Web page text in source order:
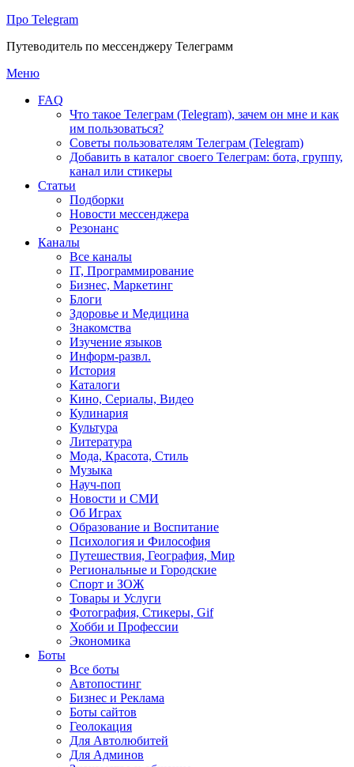
Про Telegram
Путеводитель по мессенджеру Телеграмм
Перейти
содержимому
Меню
FAQ
Что такое Телеграм (Telegram), зачем он мне и как
им пользоваться?
Советы пользователям Телеграм (Telegram)
Добавить в каталог своего Телеграм: бота, группу,
канал или стикеры
Статьи
Подборки
Новости мессенджера
Резонанс
Каналы
Все каналы
IT, Программирование
Бизнес, Маркетинг
Блоги
Здоровье и Медицина
Знакомства
Изучение языков
Информ-развл.
История
Каталоги
Кино, Сериалы, Видео
Кулинария
Культура
Литература
Мода, Красота, Стиль
Музыка
Науч-поп
Новости и СМИ
Об Играх
Образование и Воспитание
Психология и Философия
Путешествия, География, Мир
Региональные и Городские
Спорт и ЗОЖ
Товары и Услуги
Фотография, Стикеры, Gif
Хобби и Профессии
Экономика
Боты
Все боты
Автопостинг
Бизнес и Реклама
Боты сайтов
Геолокация
Для Автолюбитей
Для Админов